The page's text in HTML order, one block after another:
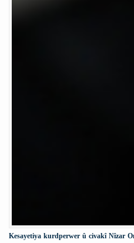
Kesayetiya kurdperwer û civakî Nîzar